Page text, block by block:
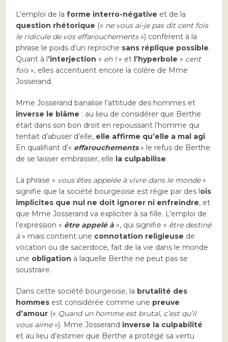
L’emploi de la forme interro-négative et de la
question rhétorique (« ne vous ai-je pas dit cent fois
le ridicule de vos effarouchements») confèrent à la
phrase le poids d’un reproche sans réplique possible.
Quant à l’interjection « eh !» et l’hyperbole « cent
fois», elles accentuent encore la colère de Mme
Josserand.
Mme Josserand banalise l’attitude des hommes et
inverse le blâme : au lieu de considérer que Berthe
était dans son bon droit en repoussant l’homme qui
tentait d’abuser d’elle, elle affirme qu’elle a mal agi.
En qualifiant d’« effarouchements » le refus de Berthe
de se laisser embrasser, elle la culpabilise.
La phrase « vous êtes appelée à vivre dans le monde»
signifie que la société bourgeoise est régie par des lois
implicites que nul ne doit ignorer ni enfreindre, et
que Mme Josserand va expliciter à sa fille. L’emploi de
l’expression « être appelé à », qui signifie « être destiné
à» mais contient une connotation religieuse de
vocation ou de sacerdoce, fait de la vie dans le monde
une obligation à laquelle Berthe ne peut pas se
soustraire.
Dans cette société bourgeoise, la brutalité des
hommes est considérée comme une preuve
d’amour (« Quand un homme est brutal, c’est qu’il
vous aime»). Mme Josserand inverse la culpabilité
et au lieu d’estimer que Berthe a protégé sa vertu